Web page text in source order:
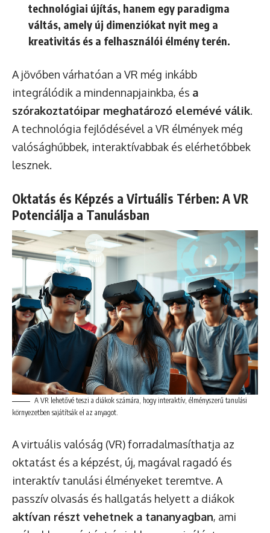
technológiai újítás, hanem egy paradigma
váltás, amely új dimenziókat nyit meg a
kreativitás és a felhasználói élmény terén.
A jövőben várhatóan a VR még inkább
integrálódik a mindennapjainkba, és a
szórakoztatóipar meghatározó elemévé válik.
A technológia fejlődésével a VR élmények még
valósághűbbek, interaktívabbak és elérhetőbbek
lesznek.
Oktatás és Képzés a Virtuális Térben: A VR
Potenciálja a Tanulásban
A VR lehetővé teszi a diákok számára, hogy interaktív, élményszerű tanulási
környezetben sajátítsák el az anyagot.
A virtuális valóság (VR) forradalmasíthatja az
oktatást és a képzést, új, magával ragadó és
interaktív tanulási élményeket teremtve. A
passzív olvasás és hallgatás helyett a diákok
aktívan részt vehetnek a tananyagban, ami